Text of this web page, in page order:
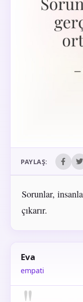
PAYLAŞ:
Sorunlar,
çıkarır.
Eva
empati